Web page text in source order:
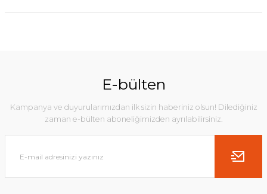
E-bülten
Kampanya ve duyurularımızdan ilk sizin haberiniz olsun! Dilediğiniz
zaman e-bülten aboneliğimizden ayrılabilirsiniz.